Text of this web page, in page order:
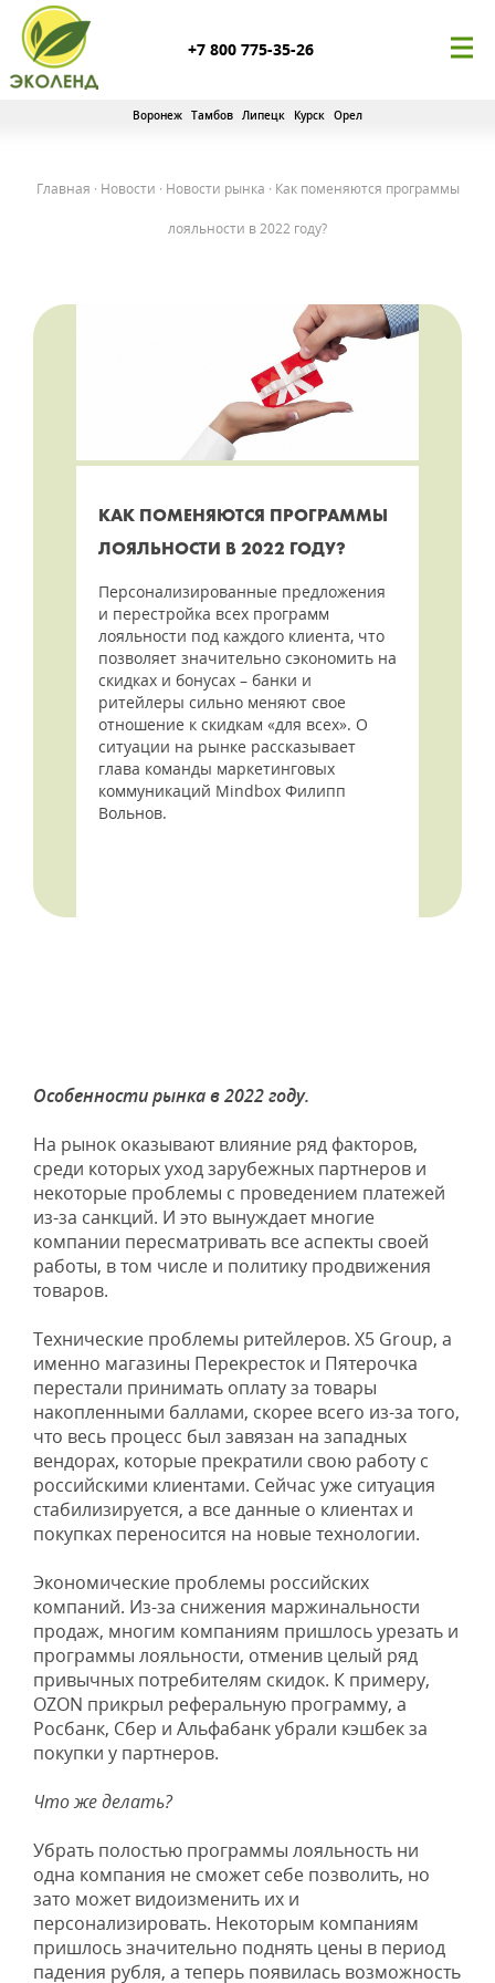
+7 800 775-35-26
Воронеж Тамбов Липецк Курск Орел
Главная · Новости · Новости рынка · Как поменяются программы
лояльности в 2022 году?
КАК ПОМЕНЯЮТСЯ ПРОГРАММЫ
ЛОЯЛЬНОСТИ В 2022 ГОДУ?
Персонализированные предложения
и перестройка всех программ
лояльности под каждого клиента, что
позволяет значительно сэкономить на
скидках и бонусах – банки и
ритейлеры сильно меняют свое
отношение к скидкам «для всех». О
ситуации на рынке рассказывает
глава команды маркетинговых
коммуникаций Mindbox Филипп
Вольнов.
Особенности рынка в 2022 году.
На рынок оказывают влияние ряд факторов,
среди которых уход зарубежных партнеров и
некоторые проблемы с проведением платежей
из-за санкций. И это вынуждает многие
компании пересматривать все аспекты своей
работы, в том числе и политику продвижения
товаров.
Технические проблемы ритейлеров. X5 Group, а
именно магазины Перекресток и Пятерочка
перестали принимать оплату за товары
накопленными баллами, скорее всего из-за того,
что весь процесс был завязан на западных
вендорах, которые прекратили свою работу с
российскими клиентами. Сейчас уже ситуация
стабилизируется, а все данные о клиентах и
покупках переносится на новые технологии.
Экономические проблемы российских
компаний. Из-за снижения маржинальности
продаж, многим компаниям пришлось урезать и
программы лояльности, отменив целый ряд
привычных потребителям скидок. К примеру,
OZON прикрыл реферальную программу, а
Росбанк, Сбер и Альфабанк убрали кэшбек за
покупки у партнеров.
Что же делать?
Убрать полостью программы лояльность ни
одна компания не сможет себе позволить, но
зато может видоизменить их и
персонализировать. Некоторым компаниям
пришлось значительно поднять цены в период
падения рубля, а теперь появилась возможность